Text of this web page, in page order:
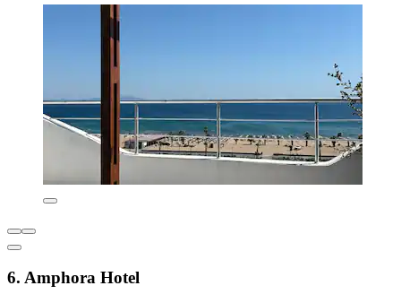
6. Amphora Hotel